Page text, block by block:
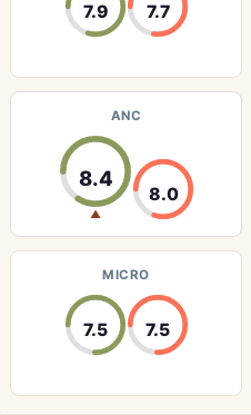
7.9 7.7
ANC
8.4
▲
8.0
MICRO
7.5 7.5